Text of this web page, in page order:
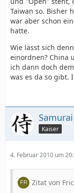
Taiwan so. Bisher
war aber schon
hatte.
Wie lässt sich
einordnen? China
ich dann doch
was es da so gibt.
Samurai
Kaiser
4. Februar 2010 um
Zitat von